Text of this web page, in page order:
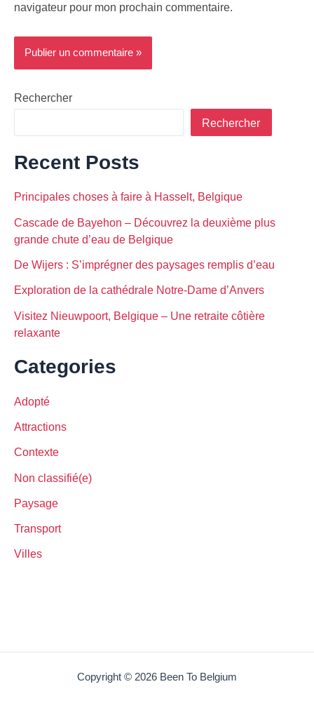
navigateur pour mon prochain commentaire.
Rechercher
Rechercher
Recent Posts
Principales choses à faire à Hasselt, Belgique
Cascade de Bayehon – Découvrez la deuxième plus
grande chute d’eau de Belgique
De Wijers : S’imprégner des paysages remplis d’eau
Exploration de la cathédrale Notre-Dame d’Anvers
Visitez Nieuwpoort, Belgique – Une retraite côtière
relaxante
Categories
Adopté
Attractions
Contexte
Non classifié(e)
Paysage
Transport
Villes
Copyright © 2026 Been To Belgium